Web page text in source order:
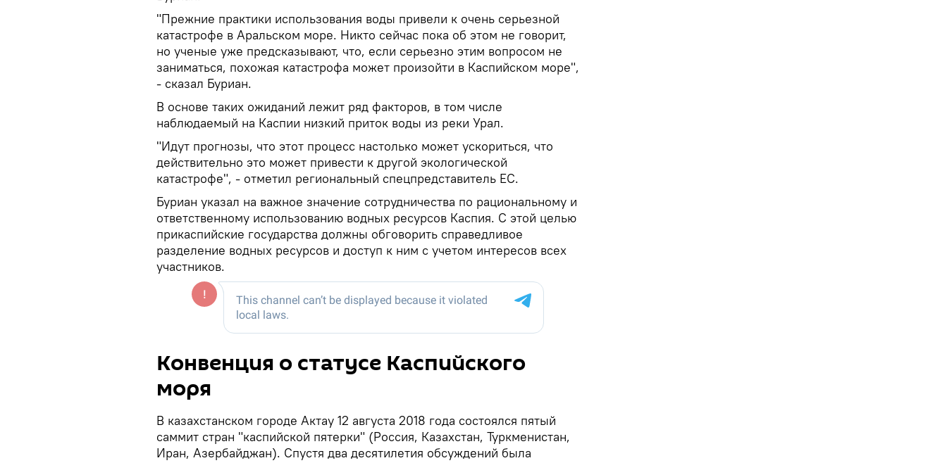
"Прежние практики использования воды привели к очень серьезной
катастрофе в Аральском море. Никто сейчас пока об этом не говорит,
но ученые уже предсказывают, что, если серьезно этим вопросом не
заниматься, похожая катастрофа может произойти в Каспийском море",
- сказал Буриан.
В основе таких ожиданий лежит ряд факторов, в том числе
наблюдаемый на Каспии низкий приток воды из реки Урал.
"Идут прогнозы, что этот процесс настолько может ускориться, что
действительно это может привести к другой экологической
катастрофе", - отметил региональный спецпредставитель ЕС.
Буриан указал на важное значение сотрудничества по рациональному и
ответственному использованию водных ресурсов Каспия. С этой целью
прикаспийские государства должны обговорить справедливое
разделение водных ресурсов и доступ к ним с учетом интересов всех
участников.
Конвенция о статусе Каспийского
моря
В казахстанском городе Актау 12 августа 2018 года состоялся пятый
саммит стран "каспийской пятерки" (Россия, Казахстан, Туркменистан,
Иран, Азербайджан). Спустя два десятилетия обсуждений была